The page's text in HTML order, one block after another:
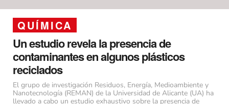
QUÍMICA
Un estudio revela la presencia de
contaminantes en algunos plásticos
reciclados
El grupo de investigación Residuos, Energía, Medioambiente y
Nanotecnología (REMAN) de la Universidad de Alicante (UA) ha
llevado a cabo un estudio exhaustivo sobre la presencia de